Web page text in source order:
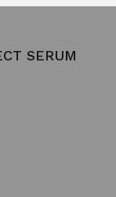
SERUM